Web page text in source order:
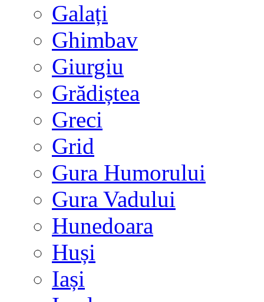
Galați
Ghimbav
Giurgiu
Grădiștea
Greci
Grid
Gura Humorului
Gura Vadului
Hunedoara
Huși
Iași